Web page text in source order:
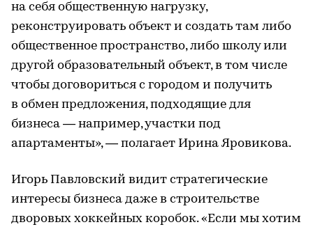
на себя общественную нагрузку,
реконструировать объект и создать там либо
общественное пространство, либо школу или
другой образовательный объект, в том числе
чтобы договориться с городом и получить
в обмен предложения, подходящие для
бизнеса — например, участки под
апартаменты», — полагает Ирина Яровикова.
Игорь Павловский видит стратегические
интересы бизнеса даже в строительстве
дворовых хоккейных коробок. «Если мы хотим